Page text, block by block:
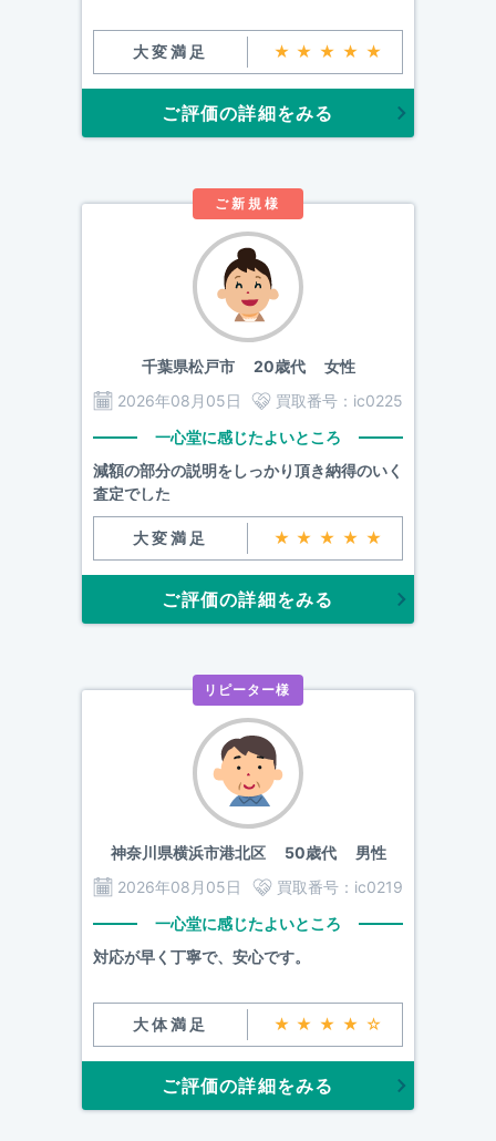
大変満足 ★★★★★
ご評価の詳細をみる
ご新規様
千葉県松戸市20歳代 女性
2026年08月05日
買取番号： ic0225
一心堂に感じたよいところ
減額の部分の説明をしっかり頂き納得のいく
査定でした
大変満足 ★★★★★
ご評価の詳細をみる
リピーター様
神奈川県横浜市港北区50歳代 男性
2026年08月05日
買取番号： ic0219
一心堂に感じたよいところ
対応が早く丁寧で、安心です。
大体満足 ★★★★☆
ご評価の詳細をみる